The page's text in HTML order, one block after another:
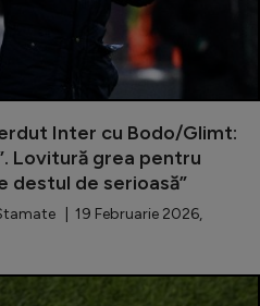
Inter cu Bodo/Glimt:
Lovitură grea pentru
destul de serioasă”
| 19 Februarie 2026,